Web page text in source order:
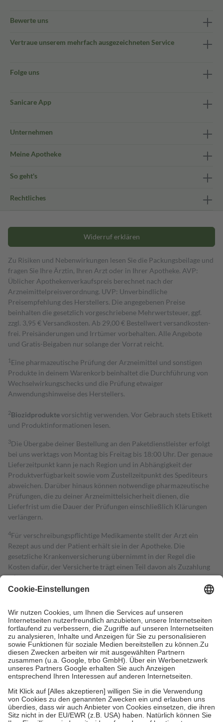
Bewerte uns
Vertraue unserem mehrfach ausgezeichneten Service
Folge uns
Sanicare App
Unternehmen
Meine Apotheke
So geht's
Rechtliches
Widerruf erklären
Zu Risiken und Nebenwirkungen lesen Sie die Packungsbeilage und
fragen Sie Ihre Ärztin, Ihren Arzt oder in Ihrer Apotheke. AVP:
Üblicher Apothekenverkaufspreis berechnet nach der
Arzneimittelpreisverordnung. UVP: Unverbindliche
Preisempfehlung des Herstellers. Die angegebenen Preise
beinhalten die gesetzlich vorgeschriebene Mehrwertsteuer, ggf.
zzgl. 3,95 € Versandkosten. Ab 29,00 € Bestell­wert versand­kosten­
frei. Preisänderungen und Irrtümer vorbehalten. Alle Angebote
und Gratis-Beigaben nur solange der Vorrat reicht.
1 Eine pharmazeutische Prüfung der Arzneimittel und sonstigen
Produkte in deinem Warenkorb beinhaltet die Durchführung von
Wechselwirkungschecks und die Prüfung etwaiger
Anwendungshinweise des Herstellers.
2Biozidproduktevorsichtig verwenden. Vor Gebrauch stets Etikett
und Produktinformationen lesen.
3Die Übergabe deiner Bestellung an den Paketdienstleister erfolgt
bei uns werktags von Montag bis Freitag bis 18:00 Uhr. Der genaue
Lieferzeitpunkt kann je nach Region und in Abhängigkeit der
Produktverfügbarkeit sowie vom Zustellzeitpunkt des Spediteurs
abweichen. Darüber hinaus können notwendige pharmazeutische
Prüfungen, die zu deiner Arzneimittelsicherheit dienen, die
Lieferfrist um die Dauer der Prüfungen einschließlich Klärungen
verlängern.
4Für verschreibungspflichtige Medikamente stellt der Arzt ein
Rezept aus und der Patient erhält sie in der Apotheke. Die
gesetzliche Krankenversicherung übernimmt in der Regel die
Kosten dafür, der Versicherte trägt einen Teil davon als Zuzahlung
mit.
Grundsätzlich leisten Mitglieder Zuzahlungen in Höhe von zehn
höchstens zehn Euro.
Es sind jedoch nie mehr als die tatsächlichen
Kosten der Leistung zu entrichten.
Diese Regeln gelten grundsätzlich auch für Online-Apotheken.
Bei Heilmitteln und häuslicher Krankenpflege beträgt die
Zuzahlung zehn Prozent der Kosten sowie zehn Euro je
Verordnung.
Um das Engagement der Versicherten für ihre eigene Gesundheit zu
stärken und die besondere Stellung der Familie zu unterstützen,
fallenkeine Zuzahlungenan bei:
• Kindern und Jugendlichen bis zum vollendeten 18. Lebensjahr
mit Ausnahme der Fahrkosten